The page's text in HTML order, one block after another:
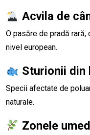
Acvila de
O pasăre de pradă
nivel european.
Sturionii din
Specii afectate de
naturale.
Zonele